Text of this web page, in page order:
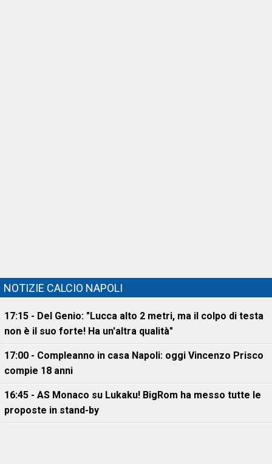
NOTIZIE CALCIO NAPOLI
17:15 - Del Genio: "Lucca alto 2 metri, ma il colpo di testa
non è il suo forte! Ha un'altra qualità"
17:00 - Compleanno in casa Napoli: oggi Vincenzo Prisco
compie 18 anni
16:45 - AS Monaco su Lukaku! BigRom ha messo tutte le
proposte in stand-by